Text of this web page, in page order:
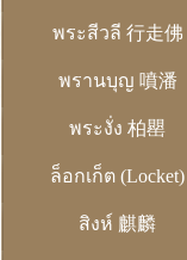
พระสีวลี 行走佛
พรานบุญ 噴潘
พระงั่ง 柏罌
ล็อกเก็ต (Locket)
สิงห์ 麒麟